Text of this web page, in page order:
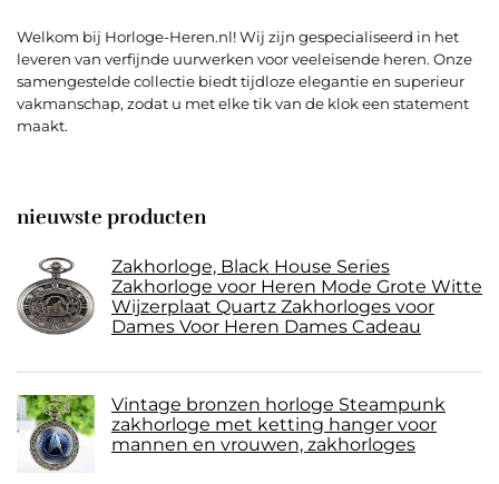
Welkom bij Horloge-Heren.nl! Wij zijn gespecialiseerd in het
leveren van verfijnde uurwerken voor veeleisende heren. Onze
samengestelde collectie biedt tijdloze elegantie en superieur
vakmanschap, zodat u met elke tik van de klok een statement
maakt.
nieuwste producten
Zakhorloge, Black House Series
Zakhorloge voor Heren Mode Grote Witte
Wijzerplaat Quartz Zakhorloges voor
Dames Voor Heren Dames Cadeau
Vintage bronzen horloge Steampunk
zakhorloge met ketting hanger voor
mannen en vrouwen, zakhorloges